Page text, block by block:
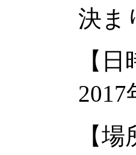
決ま
【日
2017
【場